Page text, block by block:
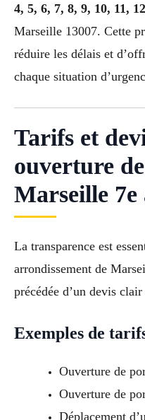
4, 5, 6, 7, 8, 9, 10, 11,
Marseille 13007. Cette
réduire les délais et
chaque situation
Tarifs et
ouverture
Marseille 7e
La transparence est
arrondissement de
précédée d’un devis
Exemples de
Ouverture de
Ouverture de
Déplacement